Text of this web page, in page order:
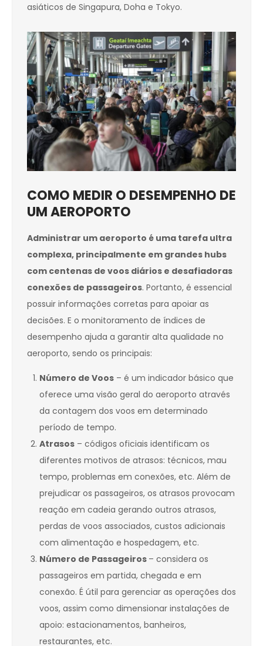
asiáticos de Singapura, Doha e Tokyo.
COMO MEDIR O DESEMPENHO DE
UM AEROPORTO
Administrar um aeroporto é uma tarefa ultra
complexa, principalmente em grandes hubs
com centenas de voos diários e desafiadoras
conexões de passageiros. Portanto, é essencial
possuir informações corretas para apoiar as
decisões. E o monitoramento de índices de
desempenho ajuda a garantir alta qualidade no
aeroporto, sendo os principais:
Número de Voos – é um indicador básico que
oferece uma visão geral do aeroporto através
da contagem dos voos em determinado
período de tempo.
Atrasos – códigos oficiais identificam os
diferentes motivos de atrasos: técnicos, mau
tempo, problemas em conexões, etc. Além de
prejudicar os passageiros, os atrasos provocam
reação em cadeia gerando outros atrasos,
perdas de voos associados, custos adicionais
com alimentação e hospedagem, etc.
Número de Passageiros – considera os
passageiros em partida, chegada e em
conexão. É útil para gerenciar as operações dos
voos, assim como dimensionar instalações de
apoio: estacionamentos, banheiros,
restaurantes, etc.